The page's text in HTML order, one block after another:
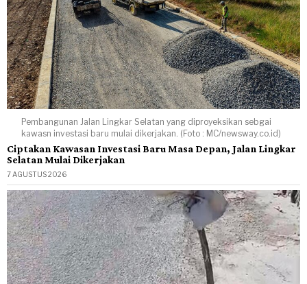
Pembangunan Jalan Lingkar Selatan yang diproyeksikan sebgai
kawasn investasi baru mulai dikerjakan. (Foto : MC/newsway.co.id)
Ciptakan Kawasan Investasi Baru Masa Depan, Jalan Lingkar
Selatan Mulai Dikerjakan
7 AGUSTUS 2026